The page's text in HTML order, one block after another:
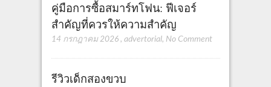
คู่มือการซื้อสมาร์ทโฟน: ฟีเจอร์
สำคัญที่ควรให้ความสำคัญ
14 กรกฎาคม 2026 , advertorial, No Comment
รีวิวเด็กสองขวบ